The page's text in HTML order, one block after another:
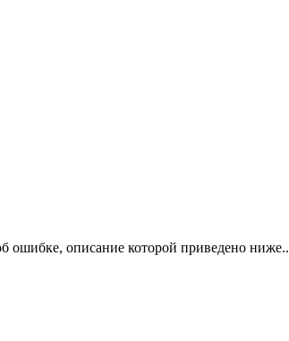
ошибке, описание которой приведено ниже..